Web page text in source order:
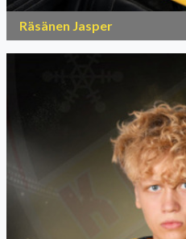
Räsänen Jasper